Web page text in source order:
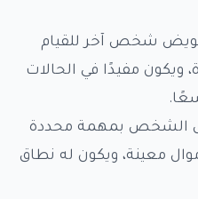
شخص آخر للقيام
ويكون مفيدًا في الحالات
الشخص بمهمة محددة
معينة، ويكون له نطاق